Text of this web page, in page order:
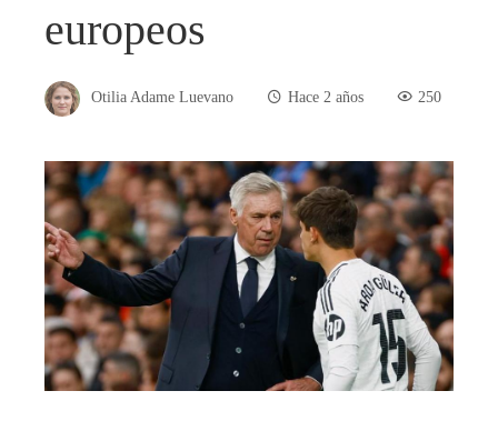
europeos
Otilia Adame Luevano Hace 2 años 250